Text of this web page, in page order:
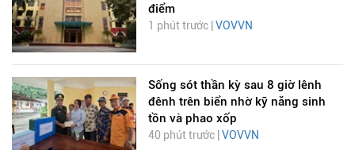
điểm
1 phút trước | VOVVN
Sống sót thần kỳ sau 8 giờ lênh
đênh trên biển nhờ kỹ năng sinh
tồn và phao xốp
40 phút trước | VOVVN